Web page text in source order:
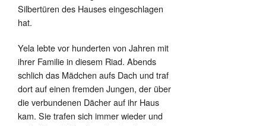
Silbertüren des Hauses eingeschlagen
hat.
Yela lebte vor hunderten von Jahren mit
ihrer Familie in diesem Riad. Abends
schlich das Mädchen aufs Dach und traf
dort auf einen fremden Jungen, der über
die verbundenen Dächer auf ihr Haus
kam. Sie trafen sich immer wieder und